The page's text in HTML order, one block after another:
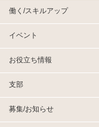
働く/スキルアップ
イベント
お役立ち情報
支部
募集/お知らせ